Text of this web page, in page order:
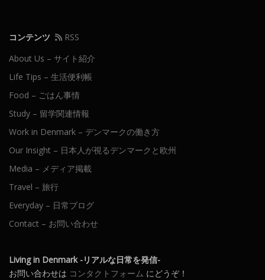
コンテンツ
RSS
About Us – サイト紹介
Life Tips – 生活便利帳
Food – ごはん事情
Study – 留学関連情報
Work in Denmark – デンマークの働き方
Our Insight – 日本人が視るデンマークと欧州
Media – メディア掲載
Travel – 旅行
Everyday – 日常ブログ
Contact – お問い合わせ
Living in Denmark -リアルな日常を発信-
お問い合わせは コンタクトフォーム にどうぞ！